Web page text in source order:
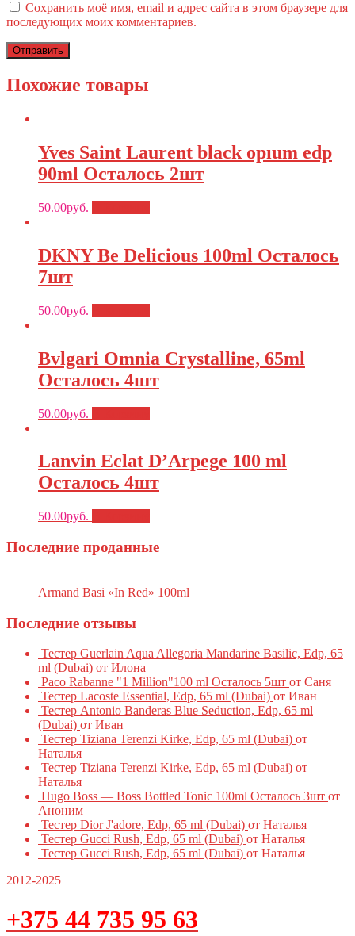
Сохранить моё имя, email и адрес сайта в этом браузере для
последующих моих комментариев.
Похожие товары
Yves Saint Laurent black opıum edp
90ml Осталось 2шт
50.00руб.
DKNY Be Delicious 100ml Осталось
7шт
50.00руб.
Bvlgari Omnia Crystalline, 65ml
Осталось 4шт
50.00руб.
Lanvin Eclat D’Arpege 100 ml
Осталось 4шт
50.00руб.
Последние проданные
Armand Basi «In Red» 100ml
Последние отзывы
Тестер Guerlain Aqua Allegoria Mandarine Basilic, Edp, 65
ml (Dubai) от Илона
Paco Rabanne "1 Million"100 ml Осталось 5шт от Саня
Тестер Lacoste Essential, Edp, 65 ml (Dubai) от Иван
Тестер Antonio Banderas Blue Seduction, Edp, 65 ml
(Dubai) от Иван
Тестер Tiziana Terenzi Kirke, Edp, 65 ml (Dubai) от
Наталья
Тестер Tiziana Terenzi Kirke, Edp, 65 ml (Dubai) от
Наталья
Hugo Boss — Boss Bottled Tonic 100ml Осталось 3шт от
Аноним
Тестер Dior J'adore, Edp, 65 ml (Dubai) от Наталья
Тестер Gucci Rush, Edp, 65 ml (Dubai) от Наталья
Тестер Gucci Rush, Edp, 65 ml (Dubai) от Наталья
2012-2025
+375 44 735 95 63